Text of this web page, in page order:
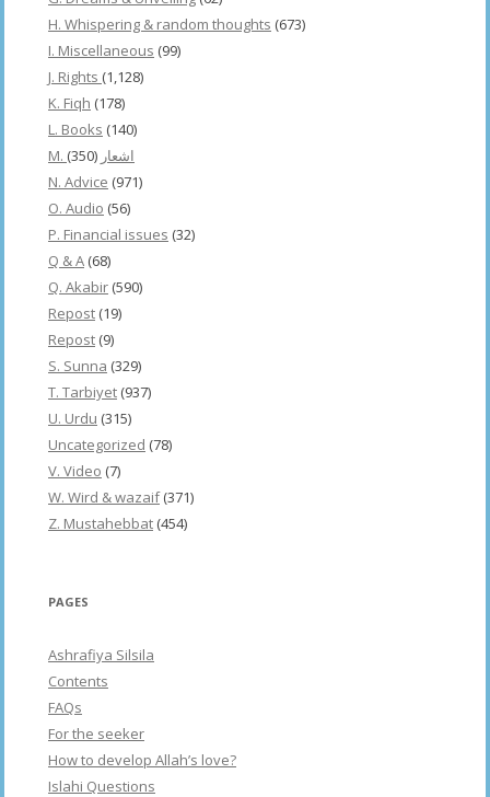
H. Whispering & random thoughts (673)
I. Miscellaneous (99)
J. Rights (1,128)
K. Fiqh (178)
L. Books (140)
M. اشعار (350)
N. Advice (971)
O. Audio (56)
P. Financial issues (32)
Q & A (68)
Q. Akabir (590)
Repost (19)
Repost (9)
S. Sunna (329)
T. Tarbiyet (937)
U. Urdu (315)
Uncategorized (78)
V. Video (7)
W. Wird & wazaif(371)
Z. Mustahebbat (454)
PAGES
Ashrafiya Silsila
Contents
FAQs
For the seeker
How to develop Allah’s love?
Islahi Questions